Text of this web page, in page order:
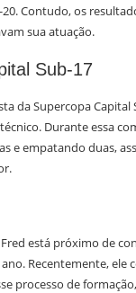
Contudo, os
sua atuação.
Sub-17
da Supercopa
Durante essa
e empatando duas,
está próximo de
Recentemente,
processo de